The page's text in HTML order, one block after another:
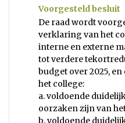
Voorgesteld besluit
De raad wordt
verklaring van het
interne en externe
tot verdere
budget over 2025,
het college:
a. voldoende
oorzaken zijn van
b. voldoende